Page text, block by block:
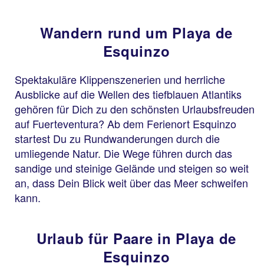
Wandern rund um Playa de
Esquinzo
Spektakuläre Klippenszenerien und herrliche
Ausblicke auf die Wellen des tiefblauen Atlantiks
gehören für Dich zu den schönsten Urlaubsfreuden
auf Fuerteventura? Ab dem Ferienort Esquinzo
startest Du zu Rundwanderungen durch die
umliegende Natur. Die Wege führen durch das
sandige und steinige Gelände und steigen so weit
an, dass Dein Blick weit über das Meer schweifen
kann.
Urlaub für Paare in Playa de
Esquinzo